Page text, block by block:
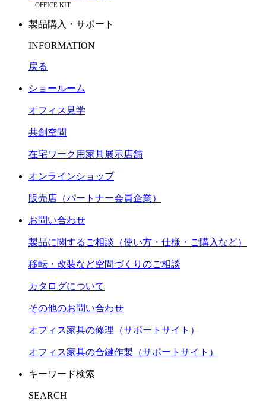
OFFICE KIT
製品購入・サポート
INFORMATION
戻る
ショールーム
オフィス見学
共創空間
在宅ワーク用家具展示店舗
オンラインショップ
販売店（パートナー会員企業）
お問い合わせ
製品に関するご相談（使い方・仕様・ご購入など）
移転・改装など空間づくりのご相談
カタログについて
その他のお問い合わせ
オフィス家具の修理（サポートサイト）
オフィス家具の合鍵作製（サポートサイト）
キーワード検索
SEARCH